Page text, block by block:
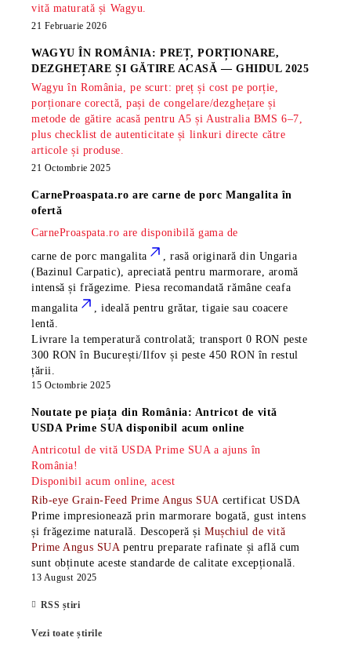
vită maturată și Wagyu.
21 Februarie 2026
WAGYU ÎN ROMÂNIA: PREȚ, PORȚIONARE,
DEZGHEȚARE ȘI GĂTIRE ACASĂ — GHIDUL 2025
Wagyu în România, pe scurt: preț și cost pe porție,
porționare corectă, pași de congelare/dezghețare și
metode de gătire acasă pentru A5 și Australia BMS 6–7,
plus checklist de autenticitate și linkuri directe către
articole și produse.
21 Octombrie 2025
CarneProaspata.ro arecarne de porc Mangalita în
ofertă
CarneProaspata.ro are disponibilă gama de
carne de porc mangalita
, rasă originară din Ungaria
(Bazinul Carpatic), apreciată pentru marmorare, aromă
intensă și frăgezime. Piesa recomandată rămâneceafa
mangalita
, ideală pentru grătar, tigaie sau coacere
lentă.
Livrare la temperatură controlată; transport 0 RON peste
300 RON în București/Ilfov și peste 450 RON în restul
țării.
15 Octombrie 2025
Noutate pe piața din România: Antricot de vită
USDA Prime SUA disponibil acum online
Antricotul de vită USDA Prime SUA a ajuns în
România!
Disponibil acum online, acest
Rib-eye Grain-Feed Prime Angus SUA certificat USDA
Prime impresionează prin marmorare bogată, gust intens
și frăgezime naturală. Descoperă șiMușchiul de vită
Prime Angus SUA pentru preparate rafinate și află cum
sunt obținute aceste standarde de calitate excepțională.
13 August 2025
RSS știri
Vezi toate știrile